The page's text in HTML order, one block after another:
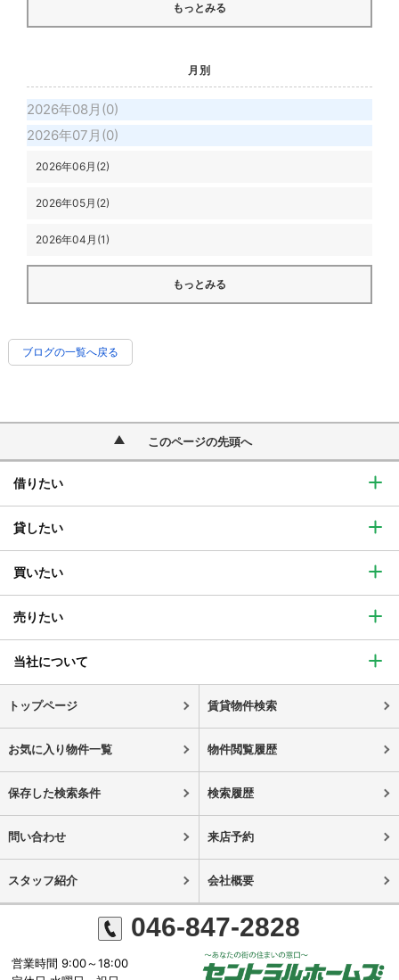
もっとみる
月別
2026年08月(0)
2026年07月(0)
2026年06月(2)
2026年05月(2)
2026年04月(1)
もっとみる
ブログの一覧へ戻る
このページの先頭へ
借りたい
貸したい
買いたい
売りたい
当社について
トップページ 賃貸物件検索
お気に入り物件一覧 物件閲覧履歴
保存した検索条件 検索履歴
問い合わせ 来店予約
スタッフ紹介 会社概要
046-847-2828
営業時間 9:00～18:00